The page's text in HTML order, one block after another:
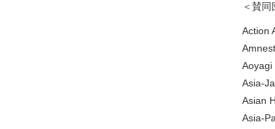
＜賛同
Action
Aoyagi
Asia-
Asian
Asia-